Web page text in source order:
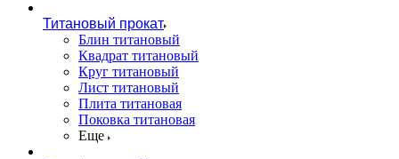
Титановый прокат
Блин титановый
Квадрат титановый
Круг титановый
Лист титановый
Плита титановая
Поковка титановая
Еще